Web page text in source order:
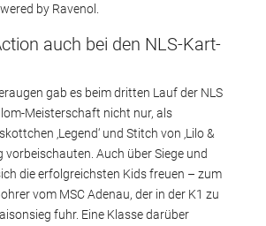
by Ravenol.
auch bei den NLS-Kart-
gab es beim dritten Lauf der NLS
Meisterschaft nicht nur, als
‚Legend‘ und Stitch von ‚Lilo &
vorbeischauten. Auch über Siege und
die erfolgreichsten Kids freuen – zum
vom MSC Adenau, der in der K1 zu
fuhr. Eine Klasse darüber